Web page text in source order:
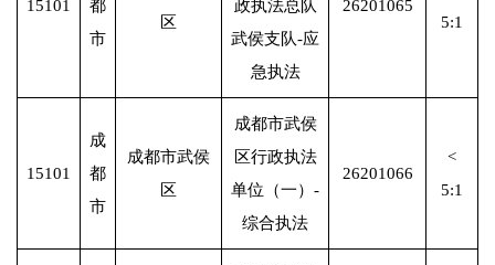
15101
都
市
区
政执法总队
武侯支队-应
急执法
26201065
5:1
15101
成
都
市
成都市武侯
区
成都市武侯
区行政执法
单位（一）-
综合执法
26201066
<
5:1